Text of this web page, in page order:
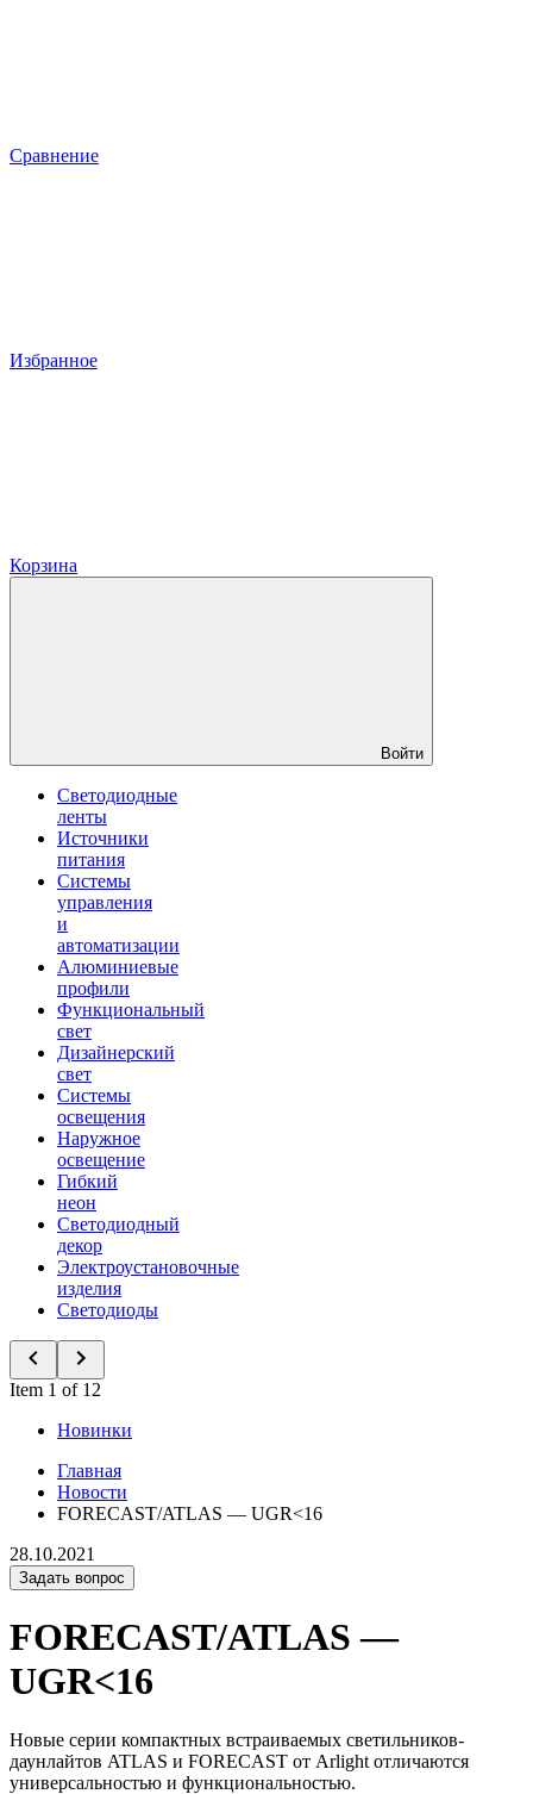
Сравнение
Избранное
Корзина
Войти
Светодиодные
ленты
Источники
питания
Системы
управления
и
автоматизации
Алюминиевые
профили
Функциональный
свет
Дизайнерский
свет
Системы
освещения
Наружное
освещение
Гибкий
неон
Светодиодный
декор
Электроустановочные
изделия
Светодиоды
Item 1 of 12
Новинки
Главная
Новости
FORECAST/ATLAS — UGR<16
28.10.2021
Задать вопрос
FORECAST/ATLAS —
UGR<16
Новые серии компактных встраиваемых светильников-
даунлайтов ATLAS и FORECAST от Arlight отличаются
универсальностью и функциональностью.